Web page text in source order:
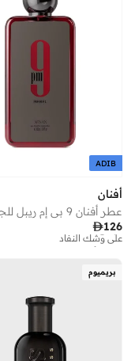
ADIB
أفنان
126
تم بيع أكثر من 10 مؤخرا
على وشك النفاد
تم بيع أكثر من 10 مؤخرا
بريميوم